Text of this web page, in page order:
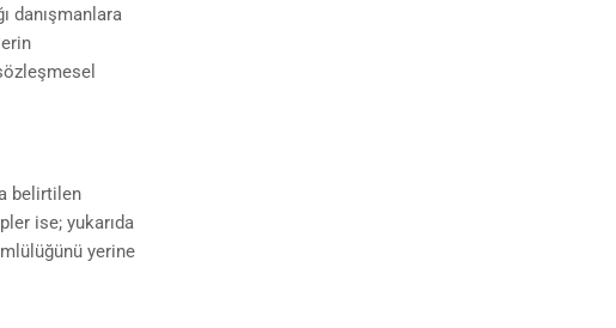
danışmanlara
belirtilen
ise; yukarıda
yerine